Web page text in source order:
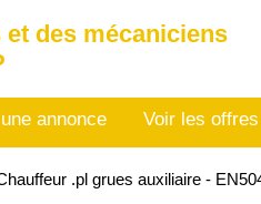
des mécaniciens
annonce Voir les
.pl grues auxiliaire -